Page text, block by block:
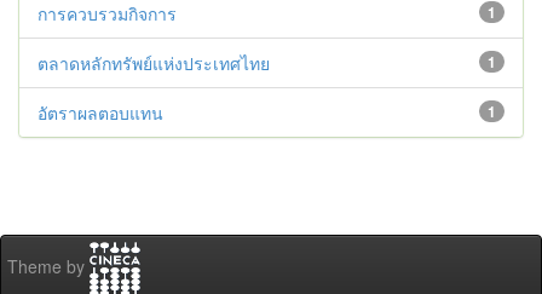
1
การควบรวมกิจการ
1
ตลาดหลักทรัพย์แห่งประเทศไทย
1
อัตราผลตอบแทน
Theme by